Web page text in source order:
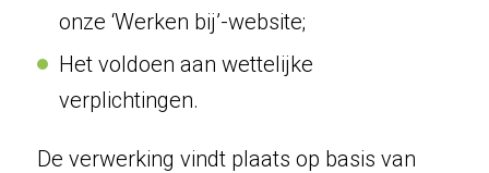
onze ‘Werken bij’-website;
Het voldoen aan wettelijke
verplichtingen.
De verwerking vindt plaats op basis van